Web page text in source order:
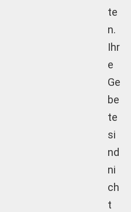
te
n.
Ihr
e
Ge
be
te
si
nd
ni
ch
t